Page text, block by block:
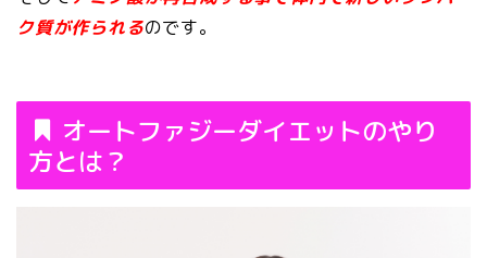
ク質が作られるのです。
オートファジーダイエットのやり
方とは？